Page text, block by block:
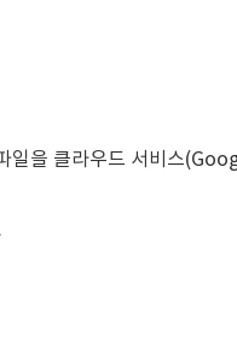
일을 클라우드 서비스